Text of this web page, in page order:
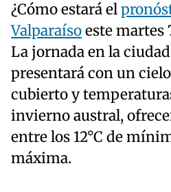
¿Cómo estará el
Valparaísoeste martes
La jornada en la
presentará con un
cubierto y
invierno austral,
entre los 12°C de
máxima.